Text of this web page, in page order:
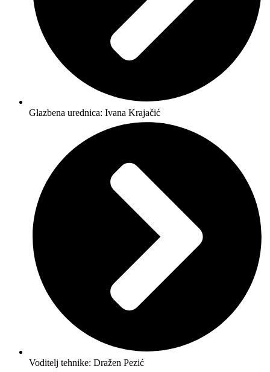
Glazbena urednica: Ivana Krajačić
Voditelj tehnike: Dražen Pezić